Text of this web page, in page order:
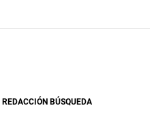
REDACCIÓN BÚSQUEDA